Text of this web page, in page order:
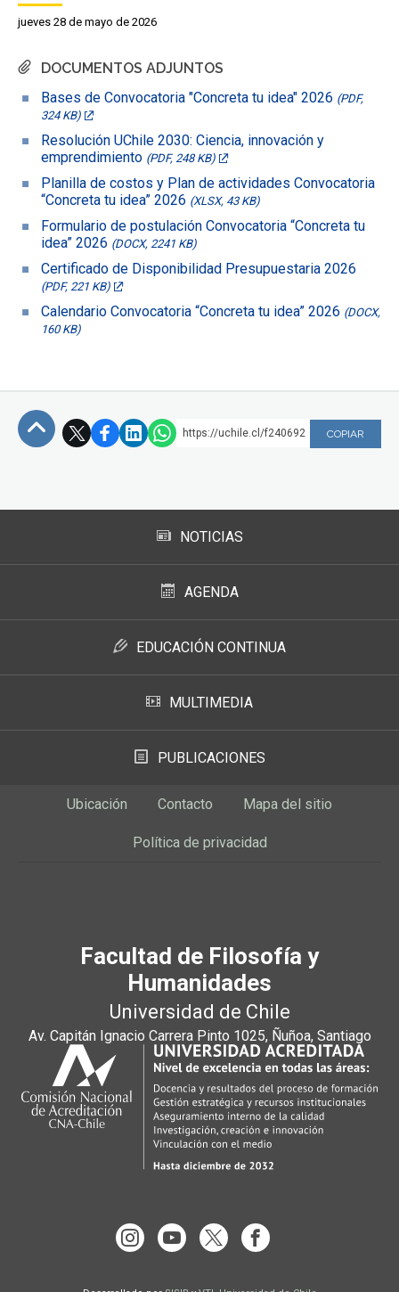
DOCUMENTOS ADJUNTOS
Bases de Convocatoria "Concreta tu idea" 2026 (PDF,
324 KB)
Resolución UChile 2030: Ciencia, innovación y
emprendimiento (PDF, 248 KB)
Planilla de costos y Plan de actividades Convocatoria
“Concreta tu idea” 2026 (XLSX, 43 KB)
Formulario de postulación Convocatoria “Concreta tu
idea” 2026 (DOCX, 2241 KB)
Certificado de Disponibilidad Presupuestaria 2026
(PDF, 221 KB)
Calendario Convocatoria “Concreta tu idea” 2026 (DOCX,
160 KB)
jueves 28 de mayo de 2026
https://uchile.cl/f240692 COPIAR
NOTICIAS
AGENDA
EDUCACIÓN CONTINUA
MULTIMEDIA
PUBLICACIONES
Ubicación Contacto Mapa del sitio
Política de privacidad
Facultad de Filosofía y
Humanidades
Universidad de Chile
Av. Capitán Ignacio Carrera Pinto 1025, Ñuñoa, Santiago